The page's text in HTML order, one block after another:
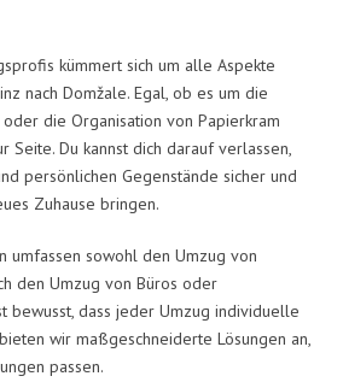
kümmert sich um alle Aspekte
nach Domžale. Egal, ob es um die
die Organisation von Papierkram
Seite. Du kannst dich darauf verlassen,
persönlichen Gegenstände sicher und
Zuhause bringen.
umfassen sowohl den Umzug von
den Umzug von Büros oder
bewusst, dass jeder Umzug individuelle
wir maßgeschneiderte Lösungen an,
passen.